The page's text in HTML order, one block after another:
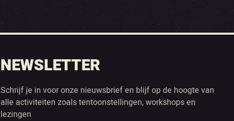
NEWSLETTER
Schrijf je in voor onze nieuwsbrief en blijf op de hoogte van
alle activiteiten zoals tentoonstellingen, workshops en
lezingen